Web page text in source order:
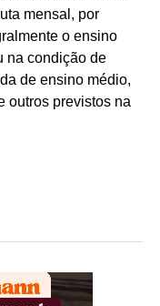
mensal, por
o ensino
na condição de
de ensino médio,
outros previstos na